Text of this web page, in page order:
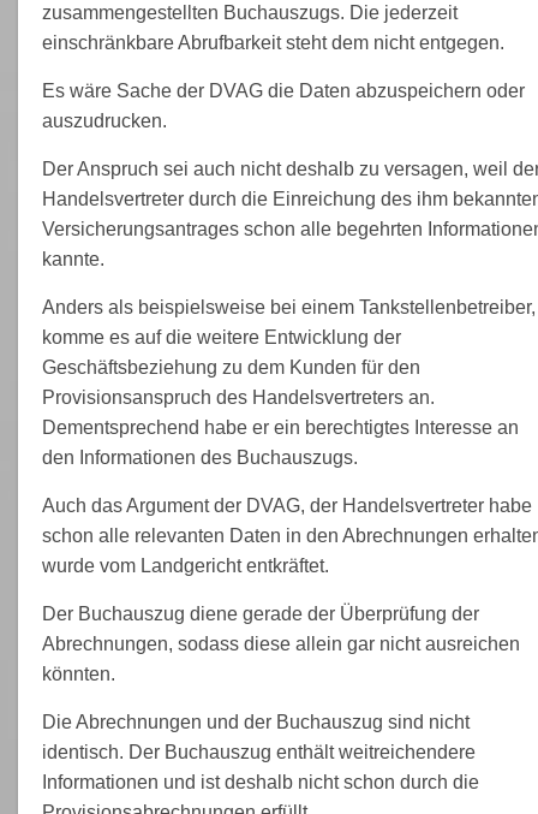
zusammengestellten Buchauszugs. Die jederzeit
einschränkbare Abrufbarkeit steht dem nicht entgegen.
Es wäre Sache der DVAG die Daten abzuspeichern oder
auszudrucken.
Der Anspruch sei auch nicht deshalb zu versagen, weil
Handelsvertreter durch die Einreichung des ihm
Versicherungsantrages schon alle begehrten
kannte.
Anders als beispielsweise bei einem Tankstellenbetreiber,
komme es auf die weitere Entwicklung der
Geschäftsbeziehung zu dem Kunden für den
Provisionsanspruch des Handelsvertreters an.
Dementsprechend habe er ein berechtigtes Interesse an
den Informationen des Buchauszugs.
Auch das Argument der DVAG, der Handelsvertreter habe
schon alle relevanten Daten in den Abrechnungen
wurde vom Landgericht entkräftet.
Der Buchauszug diene gerade der Überprüfung der
Abrechnungen, sodass diese allein gar nicht ausreichen
könnten.
Die Abrechnungen und der Buchauszug sind nicht
identisch. Der Buchauszug enthält weitreichendere
Informationen und ist deshalb nicht schon durch die